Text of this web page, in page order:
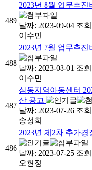
489
2023년 8월 업무추진
날짜: 2023-09-04 조
이수민
488
2023년 7월 업무추진
날짜: 2023-08-01 조
이수민
487
삼동지역아동센터
산 공고
날짜: 2023-07-26 조
송성희
486
2023년 제2차 추가경
날짜: 2023-07-25 조
오현정